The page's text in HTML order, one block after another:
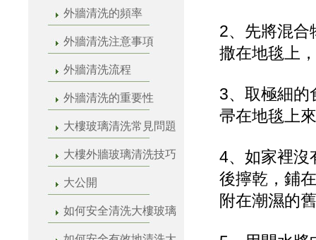
外牆清洗的頻率
外牆清洗注意事項
外牆清洗流程
外牆清洗的重要性
大樓玻璃清洗常見問題
大樓外牆玻璃清洗技巧
大公開
如何安全清洗大樓玻璃
2、先將混合
撒在地毯上
3、取極細的
帚在地毯上
4、如家裡沒
後擰乾，鋪
附在潮濕的